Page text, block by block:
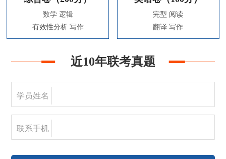
数学 逻辑
有效性分析 写作
完型 阅读
翻译 写作
近10年联考真题
学员姓名
联系手机